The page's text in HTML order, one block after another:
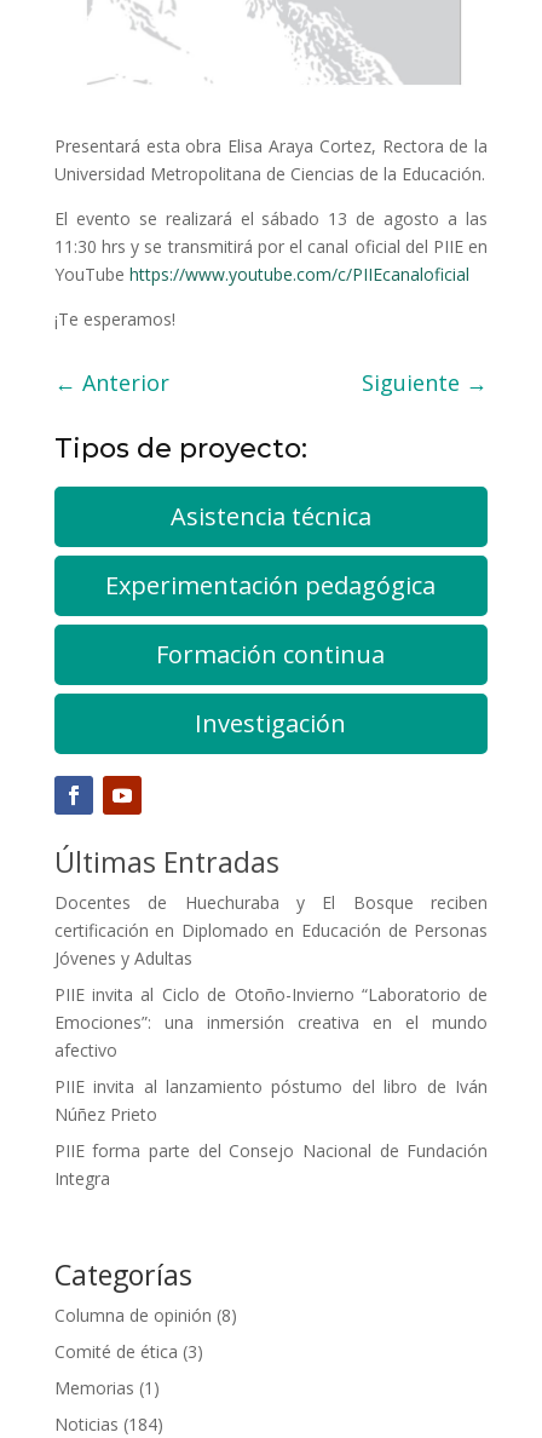
Presentará esta obra Elisa Araya Cortez, Rectora de la
Universidad Metropolitana de Ciencias de la Educación.
El evento se realizará el sábado 13 de agosto a las
11:30 hrs y se transmitirá por el canal oficial del PIIE en
YouTube https://www.youtube.com/c/PIIEcanaloficial
¡Te esperamos!
← Anterior Siguiente →
Tipos de proyecto:
Asistencia técnica
Experimentación pedagógica
Formación continua
Investigación
Últimas Entradas
Docentes de Huechuraba y El Bosque reciben
certificación en Diplomado en Educación de Personas
Jóvenes y Adultas
PIIE invita al Ciclo de Otoño-Invierno “Laboratorio de
Emociones”: una inmersión creativa en el mundo
afectivo
PIIE invita al lanzamiento póstumo del libro de Iván
Núñez Prieto
PIIE forma parte del Consejo Nacional de Fundación
Integra
Categorías
Columna de opinión (8)
Comité de ética (3)
Memorias (1)
Noticias (184)